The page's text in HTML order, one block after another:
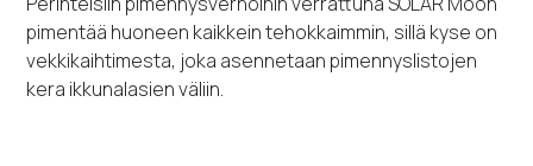
pimentää huoneen kaikkein tehokkaimmin, sillä kyse on
vekkikaihtimesta, joka asennetaan pimennyslistojen
kera ikkunalasien väliin.